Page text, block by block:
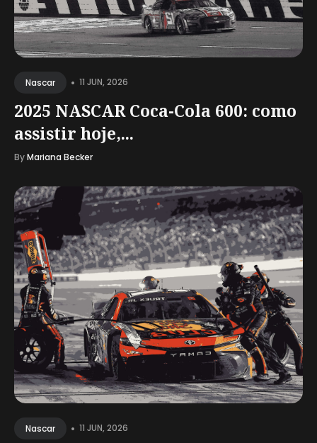
Nascar • 11 JUN, 2026
2025 NASCAR Coca-Cola 600: como
assistir hoje,...
ByMariana Becker
Nascar • 11 JUN, 2026